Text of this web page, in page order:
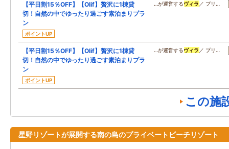
【平日割15％OFF】【Olif】贅沢に1棟貸
切！自然の中でゆったり過ごす素泊まりプラ
ン
ポイントUP
…が運営するヴィラ ／ プリ…
【平日割15％OFF】【Olif】贅沢に1棟貸
切！自然の中でゆったり過ごす素泊まりプラ
ン
ポイントUP
…が運営するヴィラ ／ プリ…
この施
星野リゾートが展開する南の島のプライベートビーチリゾート